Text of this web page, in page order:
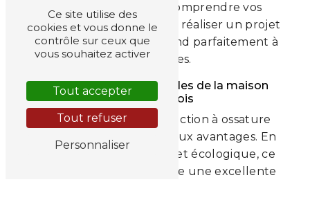
à votre écoute pour comprendre vos
besoins, vous conseiller et réaliser un projet
sur-mesure qui correspond parfaitement à
vos attentes.
Des avantages indéniables de la maison
ossature bois
Opter pour une construction à ossature
bois présente de nombreux avantages. En
plus d'être économique et écologique, ce
type de construction offre une excellente
Ce site utilise des
cookies et vous donne le
contrôle sur ceux que
vous souhaitez activer
Tout accepter
Tout refuser
Personnaliser